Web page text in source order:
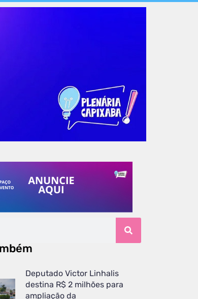
Deputado Victor Linhalis
destina R$ 2 milhões para
ampliação da